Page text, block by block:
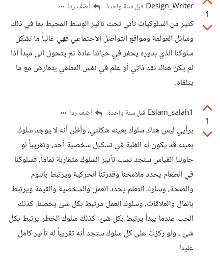
1
Design_Writer قبل سنة واحدة أضف ردا
كثير من السلوكيات تأتي تحت تأثير الوسط المحيط بما في ذلك
وسائل العولمة ومواقع التواصل الاجتماعي فهي غالباً ما تشكل
سلوكنا الذي بدوره يحفر في حياتنا عادة ثم يتحول الى مبدأ اذا
لم يكن هناك نقد ذاتي أو علم في نفس المتلقي يتعارض مع ما
يتلقاه.
1
Eslam_salah1 قبل سنة واحدة أضف ردا
برأيي ليس هناك سلوك بعينه شكلني، وأظن أنه لا يوجد سلوك
بعينه قد يكون له الغلبة في تشكيل شخصية أحد، وتقريباً لو
حاولنا القياس سنجد نسب تأثير السلوك متقاربة تماماً، فسلوكنا
في الطعام يحدد ملامحنا وقدرتنا الحركية ويرتبط بالنوم
والصحة، وسلوك التعلم يحدد العمل والشخصية والقيمة ويرتبط
بالمال والعلاقات، وسلوك العمل مرتبط بكل شئ يخصنا، كذلك
الحب عندما يبدأ يرتبط بكل شئ، كذلك سلوك الخطر يرتبط بكل
شئ ، ولو ركزت على كل سلوك ستجد أنه تقريباً له تأثير كامل
علينا